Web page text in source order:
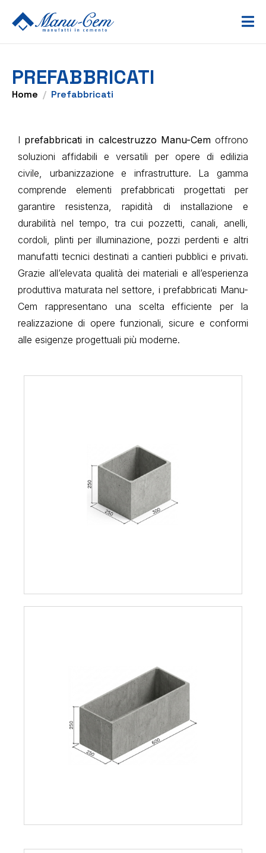
PREFABBRICATI
Home Prefabbricati
I prefabbricati in calcestruzzo Manu-Cemoffrono
soluzioni affidabili e versatili per opere di edilizia
civile, urbanizzazione e infrastrutture. La gamma
comprende elementi prefabbricati progettati per
garantire resistenza, rapidità di installazione e
durabilità nel tempo, tra cui pozzetti, canali, anelli,
cordoli, plinti per illuminazione, pozzi perdenti e altri
manufatti tecnici destinati a cantieri pubblici e privati.
Grazie all’elevata qualità dei materiali e all’esperienza
produttiva maturata nel settore, i prefabbricati Manu-
Cem rappresentano una scelta efficiente per la
realizzazione di opere funzionali, sicure e conformi
alle esigenze progettuali più moderne.